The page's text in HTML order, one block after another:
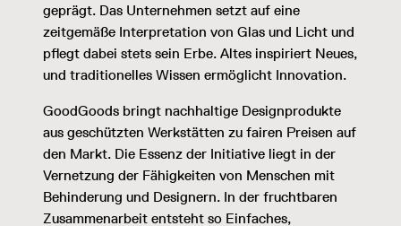
geprägt. Das Unternehmen setzt auf eine
zeitgemäße Interpretation von Glas und Licht und
pflegt dabei stets sein Erbe. Altes inspiriert Neues,
und traditionelles Wissen ermöglicht Innovation.
GoodGoods bringt nachhaltige Designprodukte
aus geschützten Werkstätten zu fairen Preisen auf
den Markt. Die Essenz der Initiative liegt in der
Vernetzung der Fähigkeiten von Menschen mit
Behinderung und Designern. In der fruchtbaren
Zusammenarbeit entsteht so Einfaches,